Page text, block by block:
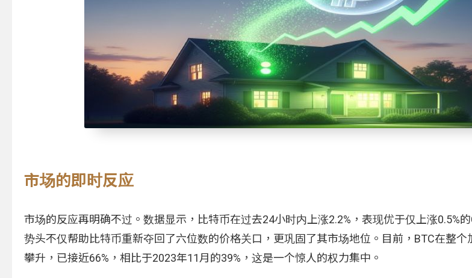
市场的即时反应
市场的反应再明确不过。数据显示，比特币在过去24小时内上涨2.2%，表现优于仅上涨0.5%
势头不仅帮助比特币重新夺回了六位数的价格关口，更巩固了其市场地位。目前，BTC在整
攀升，已接近66%，相比于2023年11月的39%，这是一个惊人的权力集中。